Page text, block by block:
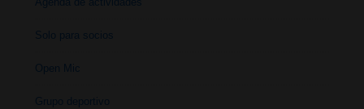
Solo para socios
Open Mic
Grupo deportivo